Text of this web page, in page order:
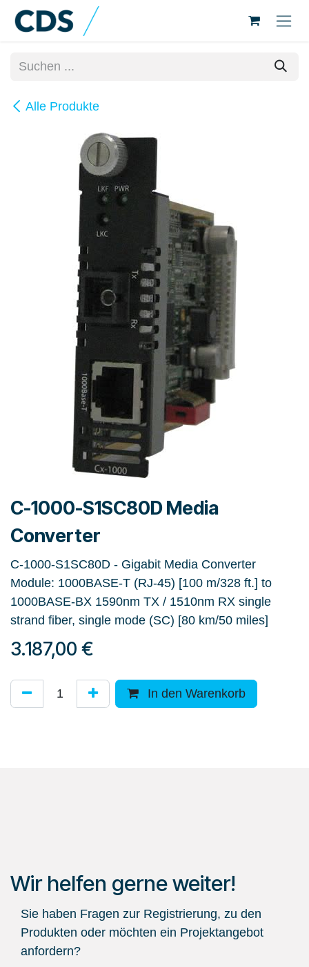
Zum Inhalt springen
Alle Produkte
C-1000-S1SC80D Media
Converter
C-1000-S1SC80D - Gigabit Media Converter
Module: 1000BASE-T (RJ-45) [100 m/328 ft.] to
1000BASE-BX 1590nm TX / 1510nm RX single
strand fiber, single mode (SC) [80 km/50 miles]
3.187,00 €
In den Warenkorb
Wir helfen gerne weiter!
Sie haben Fragen zur Registrierung, zu den
Produkten oder möchten ein Projektangebot
anfordern?